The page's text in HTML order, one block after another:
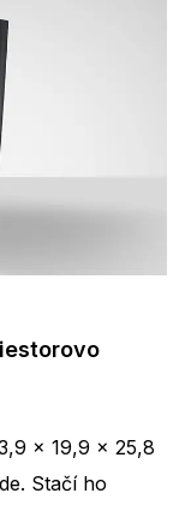
x 19,9 x 25,8
Stačí ho